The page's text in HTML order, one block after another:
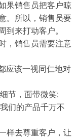
果销售员把客户晾
。所以，销售员要
到来打动客户。
，销售员需要注意
应该一视同仁地对
节，面带微笑;
们的产品千万不
样去尊重客户，让